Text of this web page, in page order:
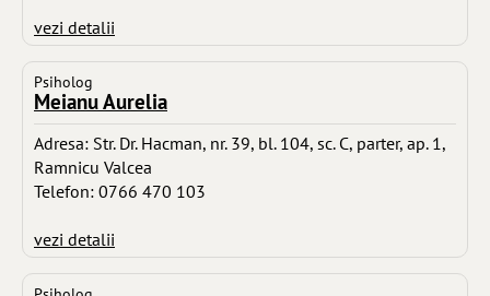
vezi detalii
Psiholog
Meianu Aurelia
Adresa: Str. Dr. Hacman, nr. 39, bl. 104, sc. C, parter, ap. 1,
Ramnicu Valcea
Telefon: 0766 470 103
vezi detalii